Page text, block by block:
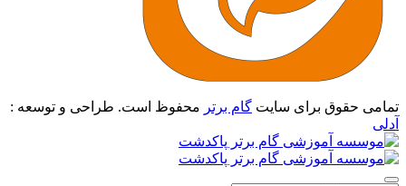
تمامی حقوق برای سایت گام برتر محفوظ است. طراحی و توسعه :
آدلی